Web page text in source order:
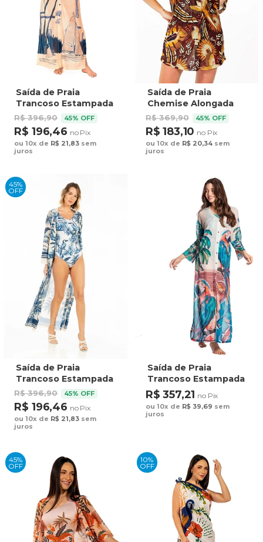
Saída de Praia
Trancoso Estampada
Barcos Gaivotas
Fundo Off
R$ 396,90 45% OFF
R$ 196,46 no Pix
ou 10x de R$ 21,83 sem
juros
Saída de Praia
Chemise Alongada
Estampada Araras
Cocar Terracota
R$ 369,90 45% OFF
R$ 183,10 no Pix
ou 10x de R$ 20,34sem
juros
45%
OFF
Saída de Praia
Trancoso Estampada
Tucano Paisagem
Tons de Azul
R$ 396,90 45% OFF
R$ 196,46 no Pix
ou 10x de R$ 21,83 sem
juros
Saída de Praia
Trancoso Estampada
Canindé Bananas e
Lírio
R$ 357,21 no Pix
ou 10x de R$ 39,69 sem
juros
45%
OFF
10%
OFF